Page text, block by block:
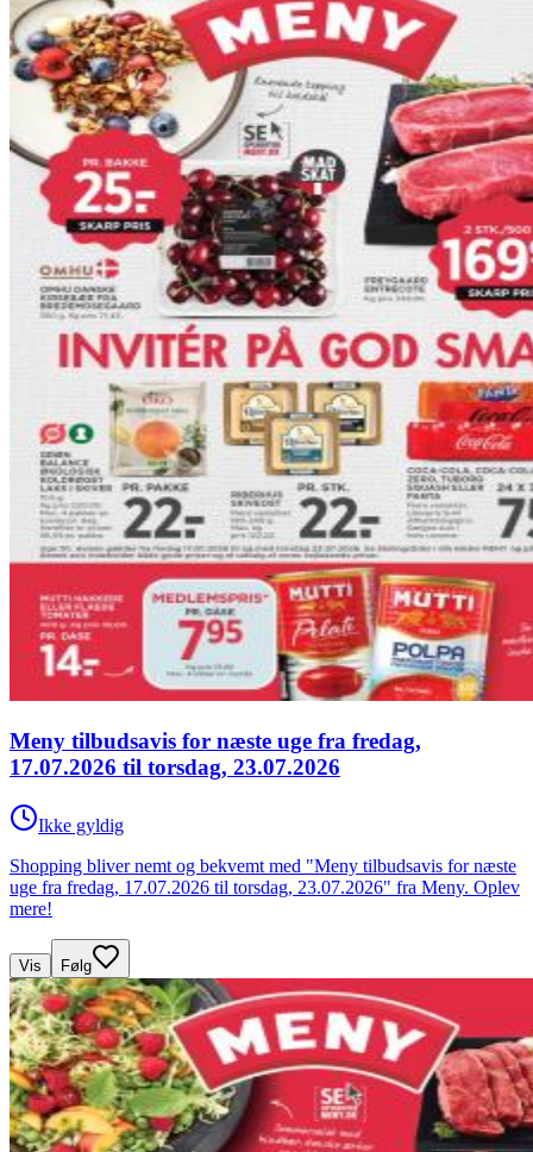
Meny tilbudsavis for næste uge fra fredag,
17.07.2026 til torsdag, 23.07.2026
Ikke gyldig
Shopping bliver nemt og bekvemt med "Meny tilbudsavis for næste
uge fra fredag, 17.07.2026 til torsdag, 23.07.2026" fra Meny. Oplev
mere!
Vis Følg